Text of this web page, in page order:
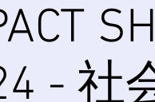
- 社